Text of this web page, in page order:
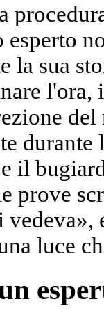
la sua
l'ora,
il
prove
luce